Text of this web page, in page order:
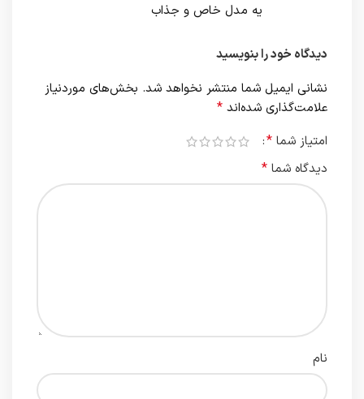
یه مدل خاص و جذاب
دیدگاه خود را بنویسید
نشانی ایمیل شما منتشر نخواهد شد. بخش‌های موردنیاز
علامت‌گذاری شده‌اند *
امتیاز شما *
دیدگاه شما *
نام